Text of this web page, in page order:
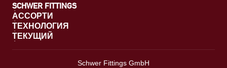
SCHWER FITTINGS
АССОРТИ
ТЕХНОЛОГИЯ
ТЕКУЩИЙ
Schwer Fittings GmbH